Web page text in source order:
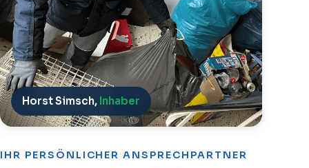
Horst Simsch, Inhaber
IHR PERSÖNLICHER ANSPRECHPARTNER